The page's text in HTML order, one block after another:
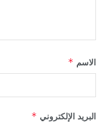
الاسم *
البريد الإلكتروني *